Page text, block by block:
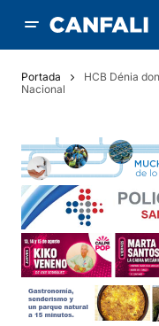
Portada
HCB Dénia
Nacional